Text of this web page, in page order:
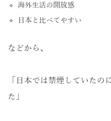
海外生活の開放感
日本と比べてやすい
などから、
「日本では禁煙していたの
た」